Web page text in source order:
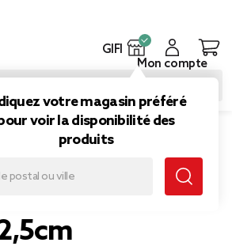
GIFI
votre magasin préféré
voir la disponibilité des
produits
Mon compte
table Roundi
grise